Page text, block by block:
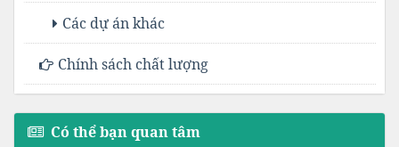
Các dự án khác
Chính sách chất lượng
Có thể bạn quan tâm